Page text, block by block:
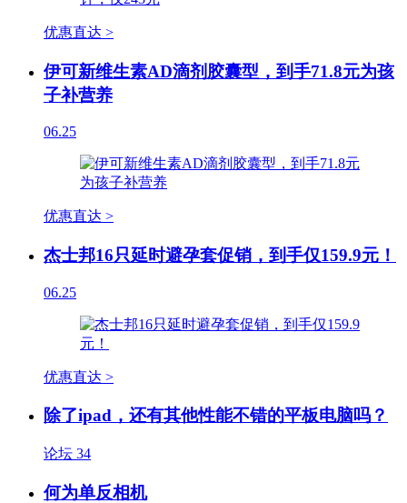
优惠直达 >
伊可新维生素AD滴剂胶囊型，到手71.8元为孩
子补营养
06.25
优惠直达 >
杰士邦16只延时避孕套促销，到手仅159.9元！
06.25
优惠直达 >
除了ipad，还有其他性能不错的平板电脑吗？
论坛 34
何为单反相机